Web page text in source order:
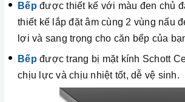
Bếpđược thiết kế với màu đen chủ
thiết kế lắp đặt âm cùng 2 vùng nấu
lợi và sang trọng cho căn bếp của
Bếpđược trang bị mặt kính Schott
chịu lực và chịu nhiệt tốt, dễ vệ sinh.